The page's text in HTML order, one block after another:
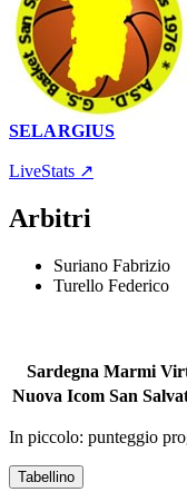
SELARGIUS
LiveStats ↗
Arbitri
Suriano Fabrizio
Turello Federico
Sardegna Marmi
Nuova Icom San
In piccolo: punteggio
Tabellino